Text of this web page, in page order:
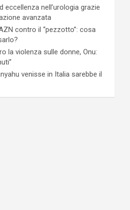
eccellenza nell’urologia grazie
avanzata
contro il “pezzotto”: cosa
la violenza sulle donne, Onu:
venisse in Italia sarebbe il